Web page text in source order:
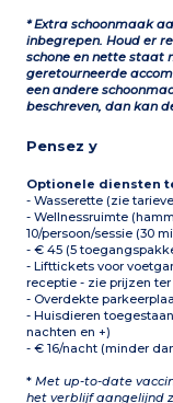
* Extra schoonmaak
inbegrepen. Houd er
schone en nette staat
geretourneerde
een andere
beschreven, dan kan
Pensez y
Optionele diensten
- Wasserette (zie
- Wellnessruimte
10/persoon/sessie (30
- € 45 (5
- Lifttickets voor
receptie - zie prijzen ter
- Overdekte
- Huisdieren
nachten en +)
- € 16/nacht (minder
*Met up-to-date
het verblijf aangelijnd